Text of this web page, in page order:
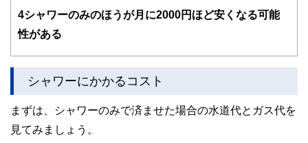
護士、税理士、宅地建物取引士、相続診断士、住宅ローンア
をわかりやすく発信している点です。
執筆者・監修者による執筆体制を築くことで、内容のわかり
やすさはもちろんのこと、読み応えのあるコンテンツと確か
な情報発信を実現しています。
4シャワーのみのほうが月に2000円ほど安くなる可能
性がある
シャワーにかかるコスト
まずは、シャワーのみで済ませた場合の水道代とガス代を
見てみましょう。